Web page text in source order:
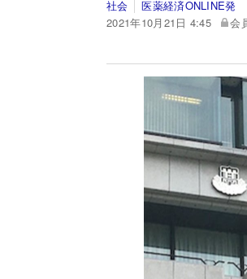
社会
医薬経済ONLINE発
2021年10月21日 4:45
会